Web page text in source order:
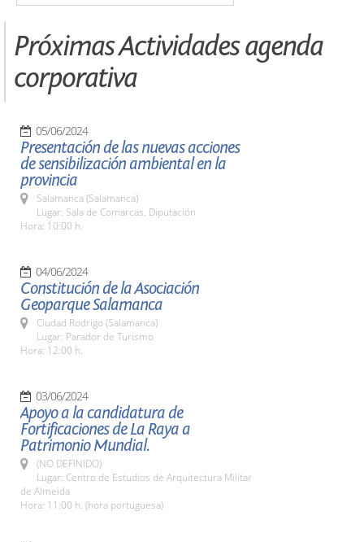
Próximas Actividades agenda
corporativa
05/06/2024
Presentación de las nuevas acciones
de sensibilización ambiental en la
provincia
Salamanca (Salamanca)
Lugar: Sala de Comarcas. Diputación
Hora: 10:00 h.
04/06/2024
Constitución de la Asociación
Geoparque Salamanca
Ciudad Rodrigo (Salamanca)
Lugar: Parador de Turismo
Hora: 12:00 h.
03/06/2024
Apoyo a la candidatura de
Fortificaciones de La Raya a
Patrimonio Mundial.
(NO DEFINIDO)
Lugar: Centro de Estudios de Arquitectura Militar
de Almeida
Hora: 11:00 h. (hora portuguesa)